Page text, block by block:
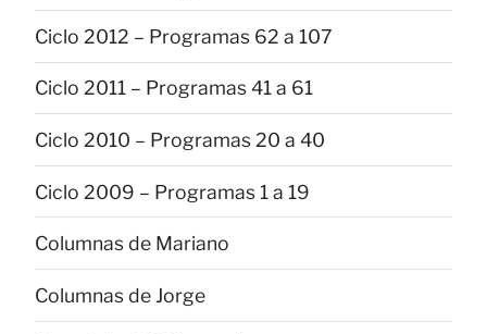
Ciclo 2012 – Programas 62 a 107
Ciclo 2011 – Programas 41 a 61
Ciclo 2010 – Programas 20 a 40
Ciclo 2009 – Programas 1 a 19
Columnas de Mariano
Columnas de Jorge